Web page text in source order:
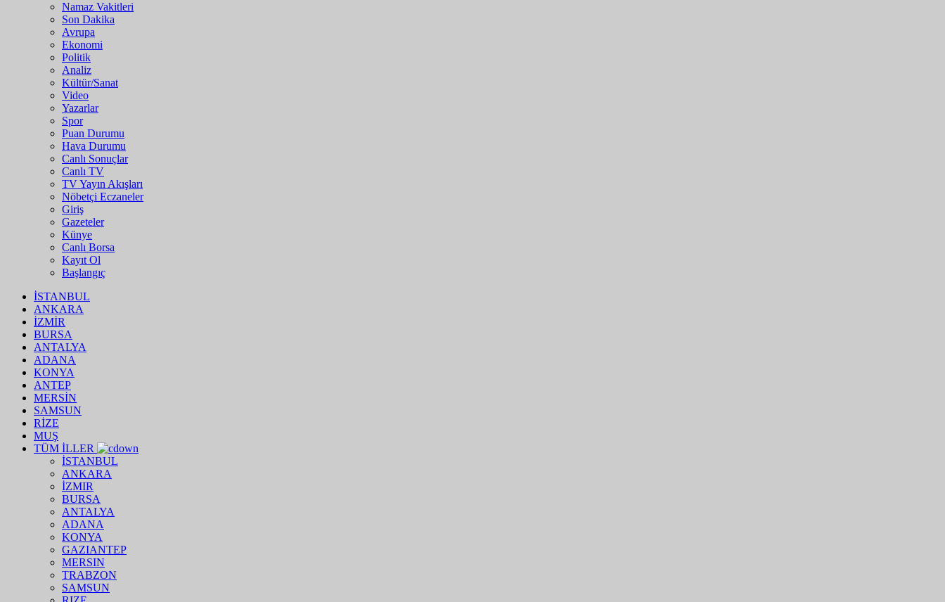
Namaz Vakitleri
Son Dakika
Avrupa
Ekonomi
Politik
Analiz
Kültür/Sanat
Video
Yazarlar
Spor
Puan Durumu
Hava Durumu
Canlı Sonuçlar
Canlı TV
TV Yayın Akışları
Nöbetçi Eczaneler
Giriş
Gazeteler
Künye
Canlı Borsa
Kayıt Ol
Başlangıç
İSTANBUL
ANKARA
İZMİR
BURSA
ANTALYA
ADANA
KONYA
ANTEP
MERSİN
SAMSUN
RİZE
MUŞ
TÜM İLLER
İSTANBUL
ANKARA
İZMIR
BURSA
ANTALYA
ADANA
KONYA
GAZIANTEP
MERSIN
TRABZON
SAMSUN